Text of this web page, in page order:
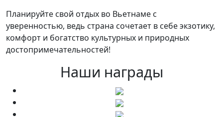
Планируйте свой отдых во Вьетнаме с
уверенностью, ведь страна сочетает в себе экзотику,
комфорт и богатство культурных и природных
достопримечательностей!
Наши награды